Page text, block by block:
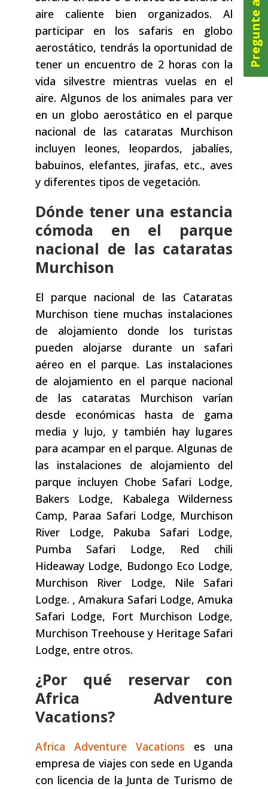
aire caliente bien organizados. Al
participar en los safaris en globo
aerostático, tendrás la oportunidad de
tener un encuentro de 2 horas con la
vida silvestre mientras vuelas en el
aire. Algunos de los animales para ver
en un globo aerostático en el parque
nacional de las cataratas Murchison
incluyen leones, leopardos, jabalíes,
babuinos, elefantes, jirafas, etc., aves
y diferentes tipos de vegetación.
Dónde tener una estancia
cómoda en el parque
nacional de las cataratas
Murchison
El parque nacional de las Cataratas
Murchison tiene muchas instalaciones
de alojamiento donde los turistas
pueden alojarse durante un safari
aéreo en el parque. Las instalaciones
de alojamiento en el parque nacional
de las cataratas Murchison varían
desde económicas hasta de gama
media y lujo, y también hay lugares
para acampar en el parque. Algunas de
las instalaciones de alojamiento del
parque incluyen Chobe Safari Lodge,
Bakers Lodge, Kabalega Wilderness
Camp, Paraa Safari Lodge, Murchison
River Lodge, Pakuba Safari Lodge,
Pumba Safari Lodge, Red chili
Hideaway Lodge, Budongo Eco Lodge,
Murchison River Lodge, Nile Safari
Lodge. , Amakura Safari Lodge, Amuka
Safari Lodge, Fort Murchison Lodge,
Murchison Treehouse y Heritage Safari
Lodge, entre otros.
¿Por qué reservar con
Africa Adventure
Vacations?
Africa Adventure Vacations es una
empresa de viajes con sede en Uganda
con licencia de la Junta de Turismo de